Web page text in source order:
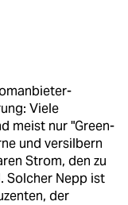
Viele
meist nur "Green-
und versilbern
Strom, den zu
Solcher Nepp ist
der